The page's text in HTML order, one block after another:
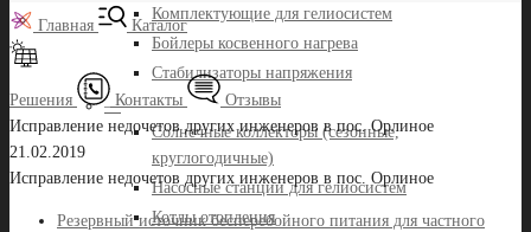
Комплектующие для гелиосистем
Бойлеры косвенного нагрева
Стабилизаторы напряжения
—
Солнечные коллекторы (сезонные,
круглогодичные)
Насосные станции для гелиосистем
Котлы отопления
Главная Каталог
Решения Контакты
Отзывы
Исправление недочетов других инженеров в пос. Орлиное
21.02.2019
Исправление недочетов других инженеров в пос. Орлиное
Резервный источник бесперебойного питания для частного